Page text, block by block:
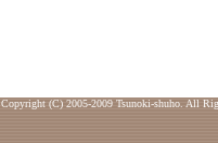
Copyright (C) 2005-2009 Tsunoki-shuho. All